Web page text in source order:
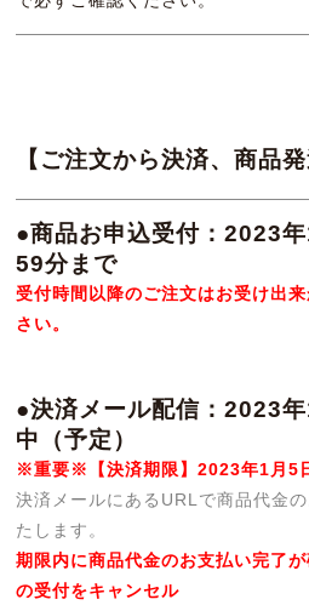
【ご注文から決済、商品
●商品お申込受付：2023
59分まで
受付時間以降のご注文はお受け出
さい。
●決済メール配信：2023
中（予定）
※重要※【決済期限】2023年1月5
決済メールにあるURLで商品代金
たします。
期限内に商品代金のお支払い完了
の受付をキャンセル